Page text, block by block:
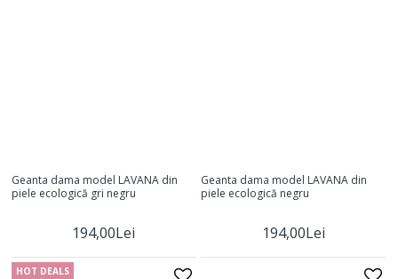
Geanta dama model LAVANA din
piele ecologică gri negru
194,00Lei
Geanta dama model LAVANA din
piele ecologică negru
194,00Lei
HOT DEALS